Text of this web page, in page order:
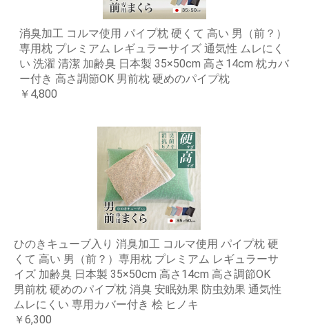
消臭加工 コルマ使用 パイプ枕 硬くて 高い 男（前？）
専用枕 プレミアム レギュラーサイズ 通気性 ムレにく
い 洗濯 清潔 加齢臭 日本製 35×50cm 高さ14cm 枕カバ
ー付き 高さ調節OK 男前枕 硬めのパイプ枕
￥4,800
ひのきキューブ入り 消臭加工 コルマ使用 パイプ枕 硬
くて 高い 男（前？）専用枕 プレミアム レギュラーサ
イズ 加齢臭 日本製 35×50cm 高さ14cm 高さ調節OK
男前枕 硬めのパイプ枕 消臭 安眠効果 防虫効果 通気性
ムレにくい 専用カバー付き 桧 ヒノキ
￥6,300